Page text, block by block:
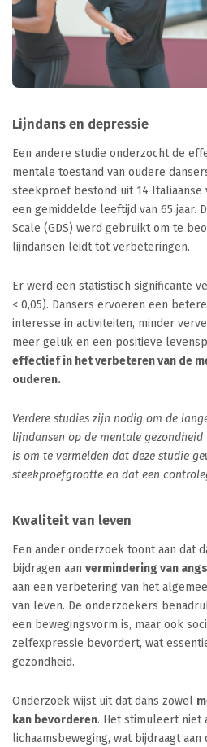
Lijndans en depressie
Een andere studie onderzocht de
mentale toestand van oudere
steekproef bestond uit 14 Italiaanse
een gemiddelde leeftijd van 65 jaar.
Scale (GDS) werd gebruikt om te
lijndansen leidt tot verbeteringen.
Er werd een statistisch significante
< 0,05). Dansers ervoeren een
interesse in activiteiten, minder
meer geluk en een positieve
effectief in het verbeteren van de
ouderen.
Verdere studies zijn nodig om de
lijndansen op de mentale
is om te vermelden dat deze studie
steekproefgrootte en dat een
Kwaliteit van leven
Een ander onderzoek toont aan dat
bijdragen aan vermindering van
aan een verbetering van het
van leven. De onderzoekers
een bewegingsvorm is, maar ook
zelfexpressie bevordert, wat
gezondheid.
Onderzoek wijst uit dat dans zowel
kan bevorderen. Het stimuleert niet
lichaamsbeweging, wat bijdraagt aan